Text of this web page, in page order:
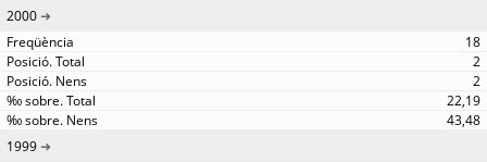
2000
18
2
2
22,19
43,48
1999